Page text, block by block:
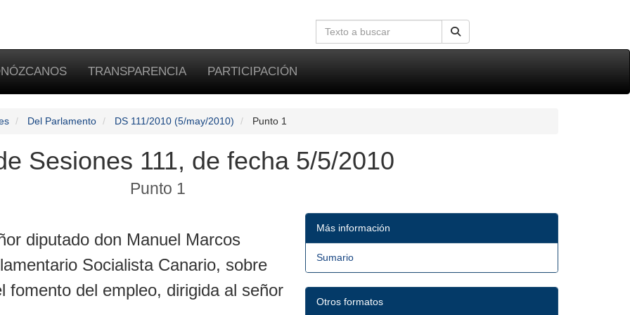
TRANSPARENCIA PARTICIPACIÓN
Del Parlamento DS 111/2010 (5/may/2010) Punto 1
Sesiones 111, de fecha 5/5/2010
Punto 1
diputado don Manuel Marcos
Socialista Canario, sobre
fomento del empleo, dirigida al señor
Más información
Sumario
Otros formatos